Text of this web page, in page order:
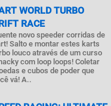
WORLD TURBO
RACE
novo speeder corridas de
Salto e montar estes karts
louco através de um curso
com loop loops! Coletar
e cubos de poder que
vá! A..